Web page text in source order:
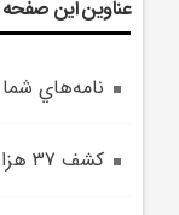
عناوین این صفحه
نامه‌هاي شما
کشف 37 هزار ماينر و تشکيل 1373 پرونده طي 5 ماه